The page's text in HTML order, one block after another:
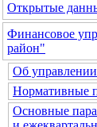
Открытые
Финансовое
район"
Об
Нормативные
Основные